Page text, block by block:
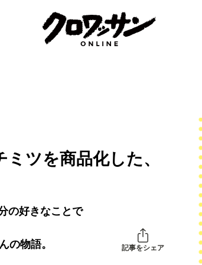
ツを商品化した、
の好きなことで
の物語。
記事をシェア